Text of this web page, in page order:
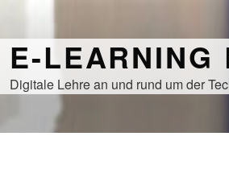
E-LEARNING
Digitale Lehre an und rund um der